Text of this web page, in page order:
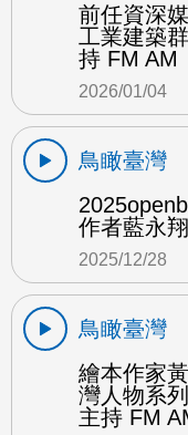
前任資深
工業建築
持 FM AM
2026/01/04
鳥瞰臺灣
作者藍永
2025/12/28
鳥瞰臺灣
繪本作家
灣人物系
主持 FM